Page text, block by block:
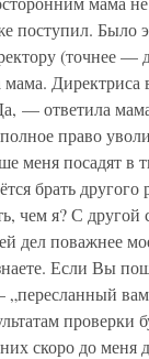
поступил. Было
(точнее —
мама. Директриса
— ответила
право
меня посадят в
брать другого
чем я? С
дел поважнее
Если Вы
проверки
скоро до меня